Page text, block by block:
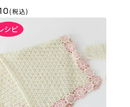
(税込)